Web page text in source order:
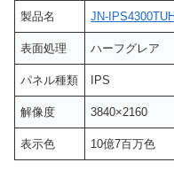
製品名 JN-
表面処理 ハーフグレア
パネル種類 IPS
解像度 3840×2160
表示色 10億7百万色